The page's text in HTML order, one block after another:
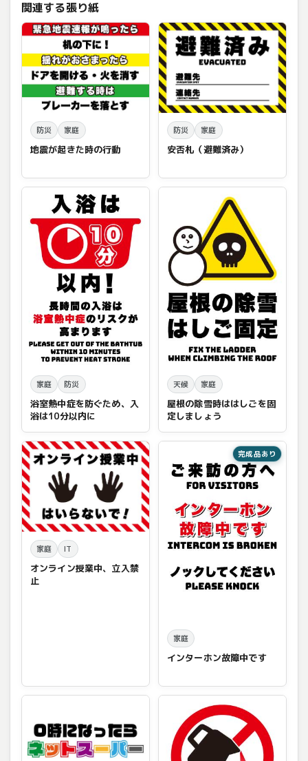
関連する張り紙
防災 家庭
地震が起きた時の行動
防災 家庭
安否札（避難済み）
家庭 防災
浴室熱中症を防ぐため、入
浴は10分以内に
天候 家庭
屋根の除雪時ははしごを固
定しましょう
家庭 IT
オンライン授業中、立入禁
止
完成品あり
家庭
インターホン故障中です